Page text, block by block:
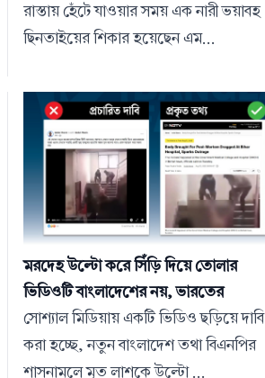
রাস্তায় হেঁটে যাওয়ার সময় এক নারী ভয়াবহ
ছিনতাইয়ের শিকার হয়েছেন এম...
মরদেহ উল্টো করে সিঁড়ি দিয়ে তোলার
ভিডিওটি বাংলাদেশের নয়, ভারতের
সোশ্যাল মিডিয়ায় একটি ভিডিও ছড়িয়ে দাবি
করা হচ্ছে, নতুন বাংলাদেশ তথা বিএনপির
শাসনামলে মৃত লাশকে উল্টো ...